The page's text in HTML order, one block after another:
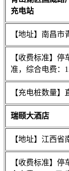
充电站
【地址】南昌
【收费标准】
准，综合电费：
【充电桩数量】
瑞颐大酒店
【地址】江西
【收费标准】